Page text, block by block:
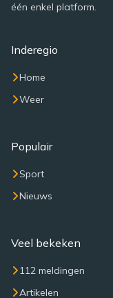
één enkel platform.
Inderegio
Home
Weer
Populair
Sport
Nieuws
Veel bekeken
112 meldingen
Artikelen